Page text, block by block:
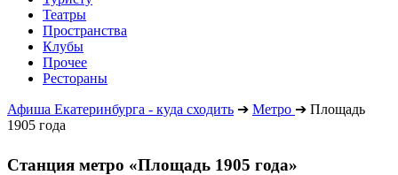
Театры
Пространства
Клубы
Прочее
Рестораны
Афиша Екатеринбурга - куда сходить ➔ Метро ➔ Площадь
1905 года
Станция метро «Площадь 1905 года»